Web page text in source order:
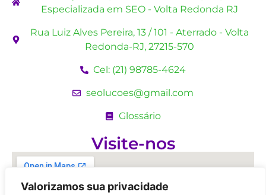
Valorizamos sua privacidade
Especializada em SEO - Volta Redonda RJ
Rua Luiz Alves Pereira, 13 / 101 - Aterrado - Volta
Redonda-RJ, 27215-570
Cel: (21) 98785-4624
seolucoes@gmail.com
Glossário
Visite-nos